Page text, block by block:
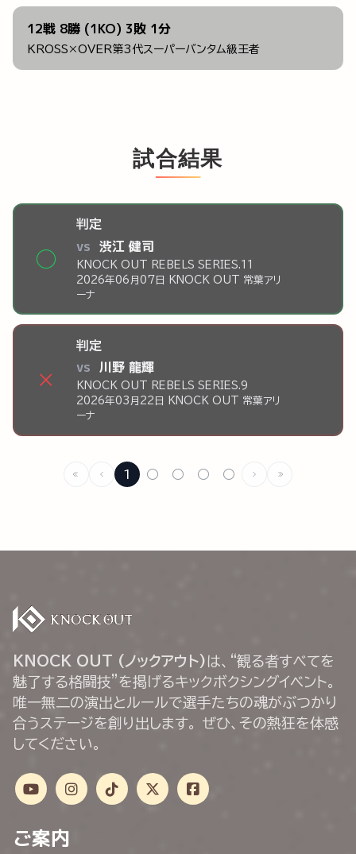
12戦 8勝 (1KO) 3敗 1分
KROSS×OVER第3代スーパーバンタム級王者
試合結果
◯
判定
vs 渋江 健司
KNOCK OUT REBELS SERIES.11
2026年06月07日 KNOCK OUT 常葉アリ
ーナ
×
判定
vs 川野 龍輝
KNOCK OUT REBELS SERIES.9
2026年03月22日 KNOCK OUT 常葉アリ
ーナ
1 ○ ○ ○ ○
KNOCK OUT (ノックアウト) は、“観る者すべてを
魅了する格闘技”を掲げるキックボクシングイベント。
唯一無二の演出とルールで選手たちの魂がぶつかり
合うステージを創り出します。 ぜひ、その熱狂を体感
してください。
ご案内